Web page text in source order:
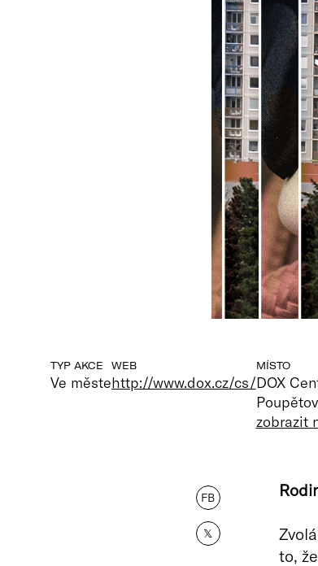
TYP AKCE
Ve měste
WEB
http://www.dox.cz/cs/
MÍSTO
DOX
zobrazit
FB
𝕏
to,